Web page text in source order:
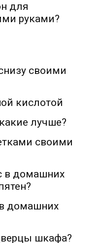
для
руками?
своими
кислотой
лучше?
своими
в домашних
домашних
шкафа?